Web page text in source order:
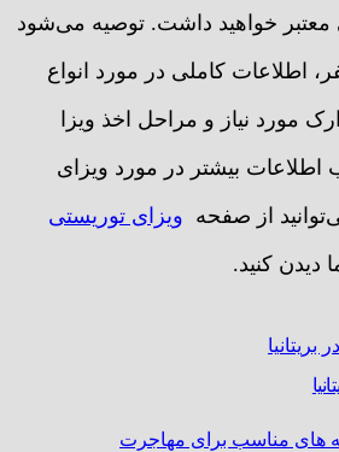
معتبر خواهید داشت. توصیه می‌شود
اطلاعات کاملی در مورد انواع
مورد نیاز و مراحل اخذ ویزا
بیشتر در مورد ویزای
از صفحه ویزای توریستی
کنید.